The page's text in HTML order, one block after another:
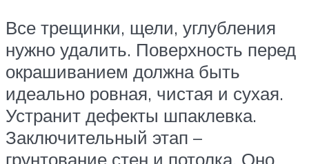
Все трещинки, щели, углубления
нужно удалить. Поверхность перед
окрашиванием должна быть
идеально ровная, чистая и сухая.
Устранит дефекты шпаклевка.
Заключительный этап –
грунтование стен и потолка. Оно